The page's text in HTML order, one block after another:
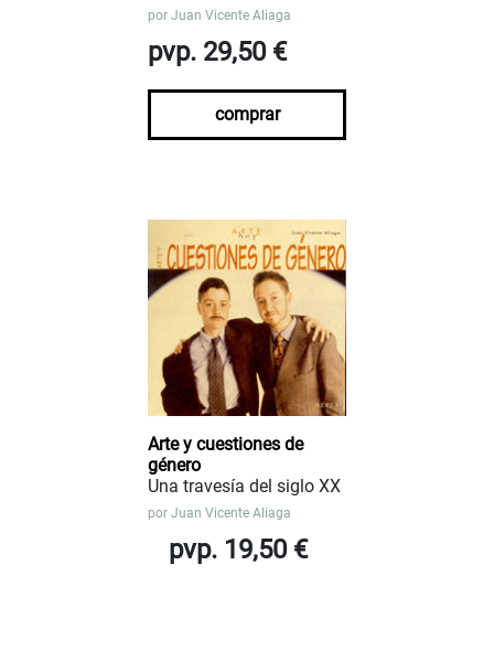
por Juan Vicente Aliaga
pvp. 29,50 €
comprar
Arte y cuestiones de
género
Una travesía del siglo XX
por Juan Vicente Aliaga
pvp. 19,50 €